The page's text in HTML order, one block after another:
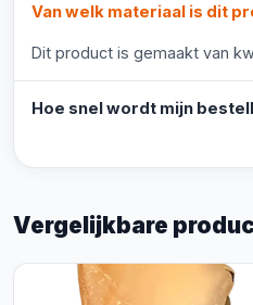
Van welk materiaal is dit
Dit product is gemaakt van
Hoe snel wordt mijn
Vergelijkbare